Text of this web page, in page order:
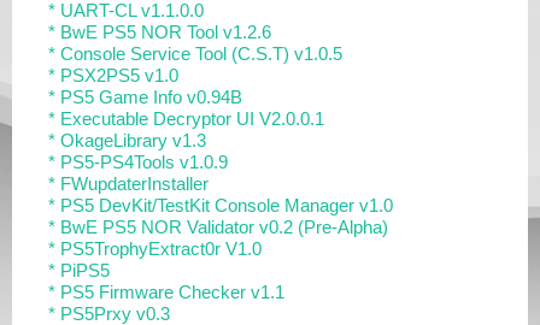
* UART-CL v1.1.0.0
* BwE PS5 NOR Tool v1.2.6
* Console Service Tool (C.S.T) v1.0.5
* PSX2PS5 v1.0
* PS5 Game Info v0.94B
* Executable Decryptor UI V2.0.0.1
* OkageLibrary v1.3
* PS5-PS4Tools v1.0.9
* FWupdaterInstaller
* PS5 DevKit/TestKit Console Manager v1.0
* BwE PS5 NOR Validator v0.2 (Pre-Alpha)
* PS5TrophyExtract0r V1.0
* PiPS5
* PS5 Firmware Checker v1.1
* PS5Prxy v0.3